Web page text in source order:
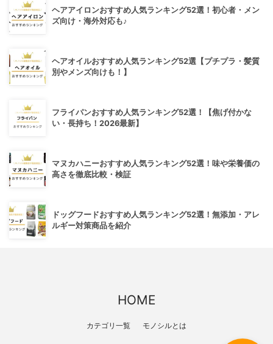
ヘアアイロンおすすめ人気ランキング52選！初心者・メン
ズ向け・海外対応も♪
ヘアオイルおすすめ人気ランキング52選【プチプラ・髪質
別やメンズ向けも！】
フライパンおすすめ人気ランキング52選！【焦げ付かな
い・長持ち！2026最新】
マヌカハニーおすすめ人気ランキング52選！味や栄養価の
高さを徹底比較・検証
ドッグフードおすすめ人気ランキング52選！無添加・アレ
ルギー対策商品を紹介
HOME
カテゴリ一覧 モノシルとは